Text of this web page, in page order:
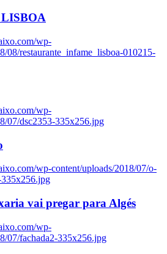
wp-
08/restaurante_infame_lisboa-010215-
wp-
07/dsc2353-335x256.jpg
wp-content/uploads/2018/07/o-
vai pregar para Algés
wp-
07/fachada2-335x256.jpg